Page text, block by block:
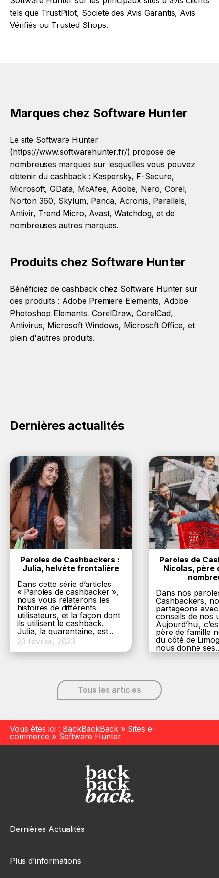
tels que TrustPilot, Societe des Avis Garantis, Avis
Vérifiés ou Trusted Shops.
Marques chez Software Hunter
Le site Software Hunter
(https://www.softwarehunter.fr/) propose de
nombreuses marques sur lesquelles vous pouvez
obtenir du cashback : Kaspersky, F-Secure,
Microsoft, GData, McAfee, Adobe, Nero, Corel,
Norton 360, Skylum, Panda, Acronis, Parallels,
Antivir, Trend Micro, Avast, Watchdog, et de
nombreuses autres marques.
Produits chez Software Hunter
Bénéficiez de cashback chez Software Hunter sur
ces produits : Adobe Premiere Elements, Adobe
Photoshop Elements, CorelDraw, CorelCad,
Antivirus, Microsoft Windows, Microsoft Office, et
plein d'autres produits.
Dernières actualités
Paroles de Cashbackers :
Julia, helvète frontalière
Dans cette série d’articles
« Paroles de cashbacker »,
nous vous relaterons les
histoires de différents
utilisateurs, et la façon dont
ils utilisent le cashback.
Julia, la quarentaine, est...
23 février, 2023
Paroles de
Nicolas, père
Dans nos
Cashbackers,
partageons
conseils de nos
Aujourd’hui,
père de famille
du côté de
nous donne
Tous les articles
Vous êtes ici : BackBackBack » Sites e-
commerce » Software Hunter
Dernières Actualités
Plus d’informations